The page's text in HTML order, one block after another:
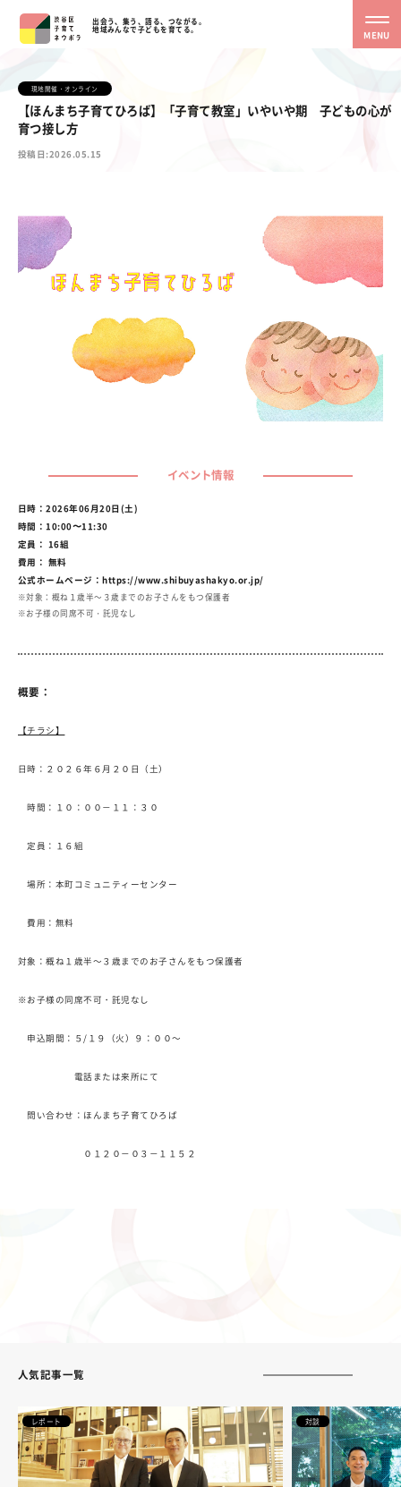
出会う、集う、語る、つながる。
地域みんなで子どもを育てる。
MENU
現地開催・オンライン
【ほんまち子育てひろば】「子育て教室」いやいや期 子どもの心が
育つ接し方
投稿日:2026.05.15
イベント情報
日時：2026年06月20日(土)
時間：10:00〜11:30
定員： 16組
費用： 無料
公式ホームページ：https://www.shibuyashakyo.or.jp/
※対象：概ね１歳半～３歳までのお子さんをもつ保護者
※お子様の同席不可・託児なし
概要：
【チラシ】
日時：２０２６年６月２０日（土）
時間：１０：００－１１：３０
定員：１６組
場所：本町コミュニティーセンター
費用：無料
対象：概ね１歳半～３歳までのお子さんをもつ保護者
※お子様の同席不可・託児なし
申込期間：５/１９（火）９：００～
電話または来所にて
問い合わせ：ほんまち子育てひろば
０１２０－０３－１１５２
人気記事一覧
レポート 対談